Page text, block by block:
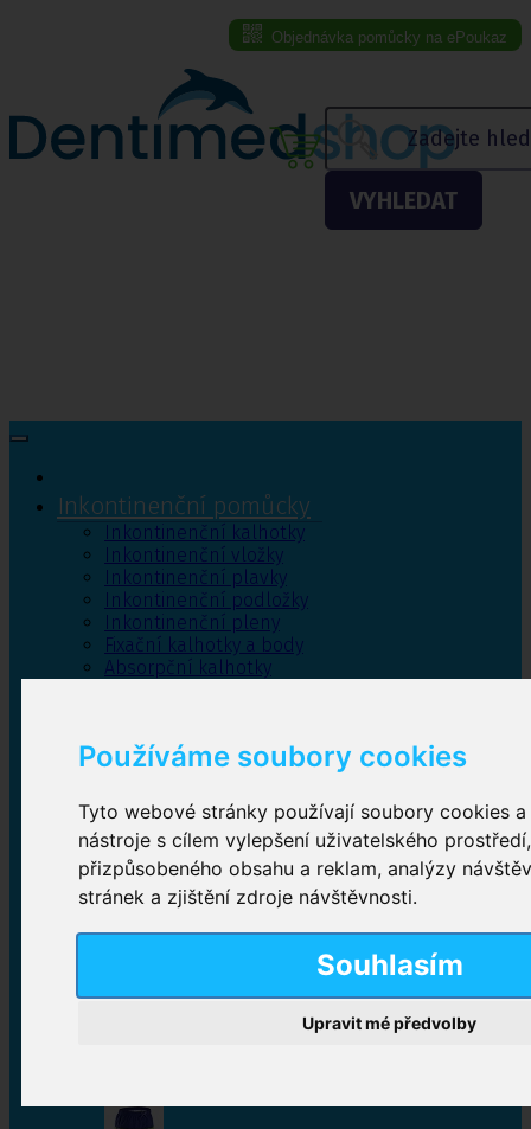
Používáme soubory cookies
Tyto webové stránky používají soubory cookies
nástroje s cílem vylepšení uživatelského
přizpůsobeného obsahu a reklam, analýzy
stránek a zjištění zdroje návštěvnosti.
Souhlasím
Upravit mé předvolby
Objednávka pomůcky na ePoukaz
VYHLEDAT
Inkontinenční pomůcky
Inkontinenční kalhotky
Inkontinenční vložky
Inkontinenční plavky
Inkontinenční podložky
Inkontinenční pleny
Fixační kalhotky a body
Absorpční kalhotky
Inkontinenční kalhotky
Plenkové kalhotky navlékací,Plenkové kalhotky
zalepovací,Inkontinenční kalhotky dámské
Inkontinenční vložky